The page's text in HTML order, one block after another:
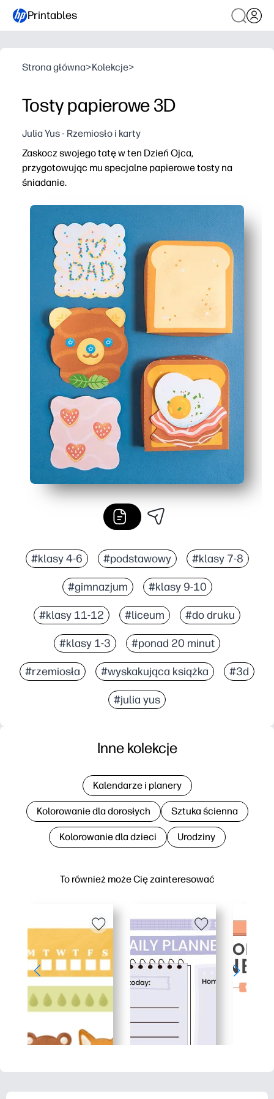
Printables
Strona główna>Kolekcje>
Tosty papierowe 3D
Julia Yus - Rzemiosło i karty
Zaskocz swojego tatę w ten Dzień Ojca,
przygotowując mu specjalne papierowe tosty na
śniadanie.
#klasy 4-6 #podstawowy #klasy 7-8
#gimnazjum #klasy 9-10
#klasy 11-12 #liceum #do druku
#klasy 1-3 #ponad 20 minut
#rzemiosła #wyskakująca książka #3d
#julia yus
To również może Cię zainteresować
Inne kolekcje
Kalendarze i planery
Kolorowanie dla dorosłych Sztuka ścienna
Kolorowanie dla dzieci Urodziny